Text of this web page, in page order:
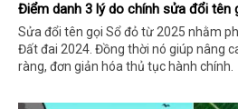
Điểm danh 3 lý do chính sửa đổi tên
Sửa đổi tên gọi Sổ đỏ từ 2025 nhằm
Đất đai 2024. Đồng thời nó giúp nâng
ràng, đơn giản hóa thủ tục hành chính.